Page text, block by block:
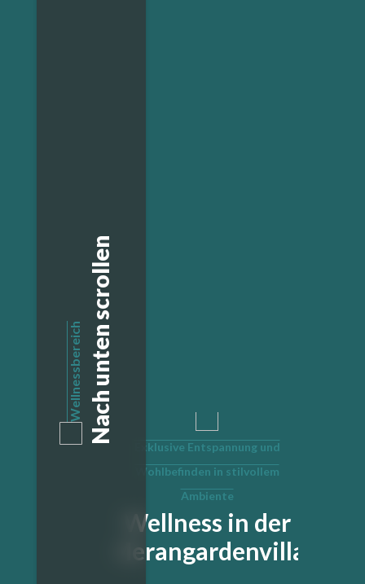
WellnessbereichNach unten scrollen
Exklusive Entspannung und
Wohlbefinden in stilvollem
Ambiente
Wellness in der
Merangardenvilla